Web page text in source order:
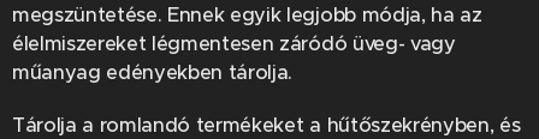
megszüntetése. Ennek egyik legjobb módja, ha az
élelmiszereket légmentesen záródó üveg- vagy
műanyag edényekben tárolja.
Tárolja a romlandó termékeket a hűtőszekrényben, és